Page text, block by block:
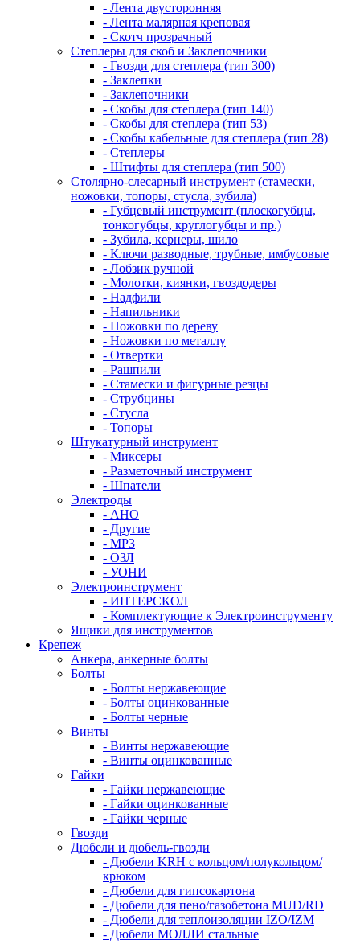
- Лента двусторонняя
- Лента малярная креповая
- Скотч прозрачный
Степлеры для скоб и Заклепочники
- Гвозди для степлера (тип 300)
- Заклепки
- Заклепочники
- Скобы для степлера (тип 140)
- Скобы для степлера (тип 53)
- Скобы кабельные для степлера (тип 28)
- Степлеры
- Штифты для степлера (тип 500)
Столярно-слесарный инструмент (стамески,
ножовки, топоры, стусла, зубила)
- Губцевый инструмент (плоскогубцы,
тонкогубцы, круглогубцы и пр.)
- Зубила, кернеры, шило
- Ключи разводные, трубные, имбусовые
- Лобзик ручной
- Молотки, киянки, гвоздодеры
- Надфили
- Напильники
- Ножовки по дереву
- Ножовки по металлу
- Отвертки
- Рашпили
- Стамески и фигурные резцы
- Струбцины
- Стусла
- Топоры
Штукатурный инструмент
- Миксеры
- Разметочный инструмент
- Шпатели
Электроды
- АНО
- Другие
- МР3
- ОЗЛ
- УОНИ
Электроинструмент
- ИНТЕРСКОЛ
- Комплектующие к Электроинструменту
Ящики для инструментов
Крепеж
Анкера, анкерные болты
Болты
- Болты нержавеющие
- Болты оцинкованные
- Болты черные
Винты
- Винты нержавеющие
- Винты оцинкованные
Гайки
- Гайки нержавеющие
- Гайки оцинкованные
- Гайки черные
Гвозди
Дюбели и дюбель-гвозди
- Дюбели KRH с кольцом/полукольцом/
крюком
- Дюбели для гипсокартона
- Дюбели для пено/газобетона MUD/RD
- Дюбели для теплоизоляции IZO/IZM
- Дюбели МОЛЛИ стальные